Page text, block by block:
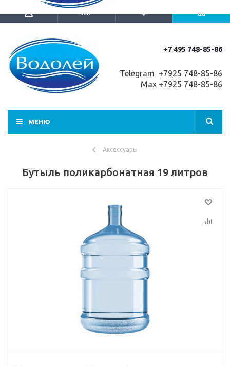
+7 495 748-85-86
Telegram +7925 748-85-86
Max +7925 748-85-86
МЕНЮ
Аксессуары
Бутыль поликарбонатная 19 литров